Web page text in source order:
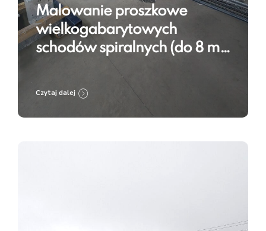
Malowanie proszkowe
wielkogabarytowych
schodów spiralnych (do 8 m)
praktyce
Czytaj dalej